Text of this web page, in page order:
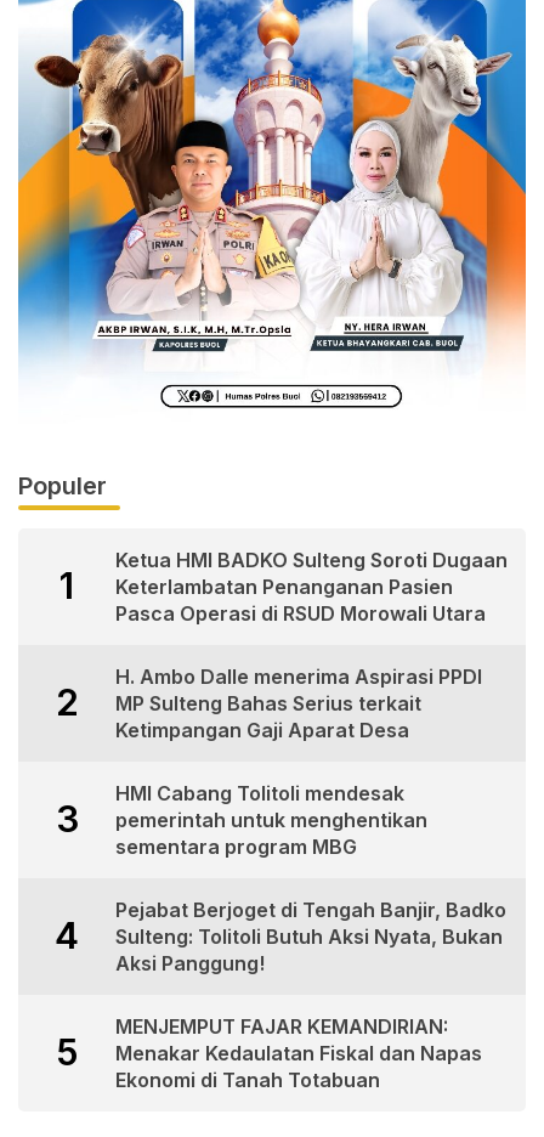
Populer
1
Ketua HMI BADKO Sulteng Soroti Dugaan
Keterlambatan Penanganan Pasien
Pasca Operasi di RSUD Morowali Utara
2
H. Ambo Dalle menerima Aspirasi PPDI
MP Sulteng Bahas Serius terkait
Ketimpangan Gaji Aparat Desa
3
HMI Cabang Tolitoli mendesak
pemerintah untuk menghentikan
sementara program MBG
4
Pejabat Berjoget di Tengah Banjir, Badko
Sulteng: Tolitoli Butuh Aksi Nyata, Bukan
Aksi Panggung!
5
MENJEMPUT FAJAR KEMANDIRIAN:
Menakar Kedaulatan Fiskal dan Napas
Ekonomi di Tanah Totabuan